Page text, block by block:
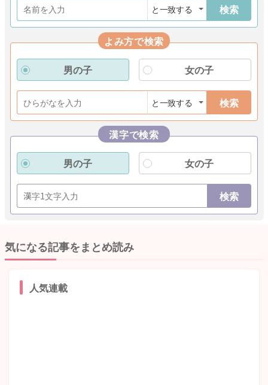
検索
よみ方で検索
男の子
女の子
検索
漢字で検索
男の子
女の子
検索
気になる記事をまとめ読み
人気連載